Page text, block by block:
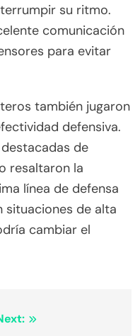
su ritmo.
comunicación
para evitar
también jugaron
defensiva.
de
resaltaron la
línea de defensa
situaciones de alta
cambiar el